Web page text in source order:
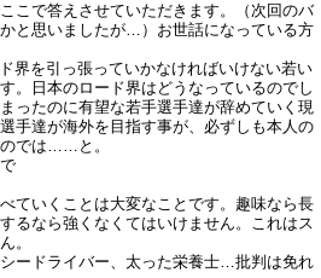
こで答えさせていただきます。（次回のバ
と思いましたが…）お世話になっている方
界を引っ張っていかなければいけない若い
。日本のロード界はどうなっているのでし
ったのに有望な若手選手達が辞めていく現
手達が海外を目指す事が、必ずしも本人の
では……と。
ていくことは大変なことです。趣味なら長
るなら強くなくてはいけません。これはス
。
ードライバー、太った栄養士…批判は免れ